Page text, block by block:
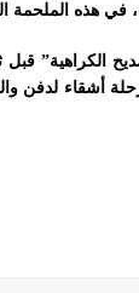
في هذه الملحمة
شاق” 2016، وتتناول